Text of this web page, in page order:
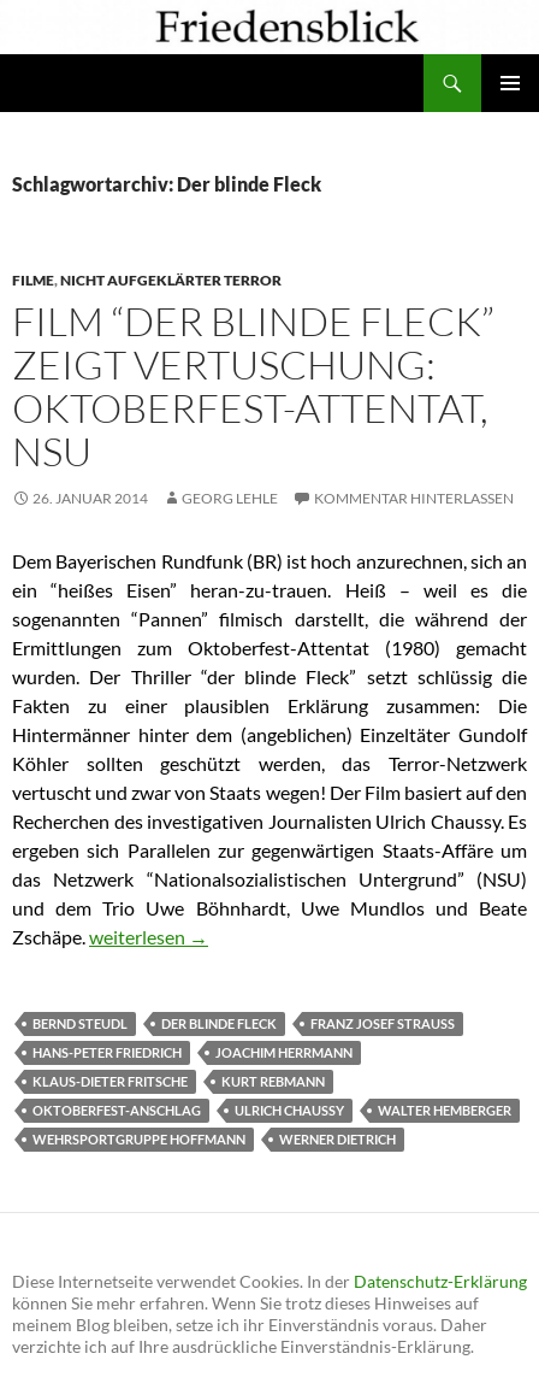
Schlagwortarchiv: Der blinde Fleck
FILME,NICHT AUFGEKLÄRTER TERROR
FILM “DER BLINDE FLECK”
ZEIGT VERTUSCHUNG:
OKTOBERFEST-ATTENTAT,
NSU
26. JANUAR 2014 GEORG LEHLE KOMMENTAR HINTERLASSEN
Dem Bayerischen Rundfunk (BR) ist hoch anzurechnen, sich an
ein “heißes Eisen” heran-zu-trauen. Heiß – weil es die
sogenannten “Pannen” filmisch darstellt, die während der
Ermittlungen zum Oktoberfest-Attentat (1980) gemacht
wurden. Der Thriller “der blinde Fleck” setzt schlüssig die
Fakten zu einer plausiblen Erklärung zusammen: Die
Hintermänner hinter dem (angeblichen) Einzeltäter Gundolf
Köhler sollten geschützt werden, das Terror-Netzwerk
vertuscht und zwar von Staats wegen! Der Film basiert auf den
Recherchen des investigativen Journalisten Ulrich Chaussy. Es
ergeben sich Parallelen zur gegenwärtigen Staats-Affäre um
das Netzwerk “Nationalsozialistischen Untergrund” (NSU)
und dem Trio Uwe Böhnhardt, Uwe Mundlos und Beate
Zschäpe.Film “Der blinde Fleck” zeigt Vertuschung:
weiterlesen →
BERND STEUDL DER BLINDE FLECK
FRANZ JOSEF STRAUSS
HANS-PETER FRIEDRICH
JOACHIM HERRMANN
KLAUS-DIETER FRITSCHE
KURT REBMANN
OKTOBERFEST-ANSCHLAG
ULRICH CHAUSSY
WALTER HEMBERGER
WEHRSPORTGRUPPE HOFFMANN
WERNER DIETRICH
Diese Internetseite verwendet Cookies. In der Datenschutz-Erklärung
können Sie mehr erfahren. Wenn Sie trotz dieses Hinweises auf
meinem Blog bleiben, setze ich ihr Einverständnis voraus. Daher
verzichte ich auf Ihre ausdrückliche Einverständnis-Erklärung.